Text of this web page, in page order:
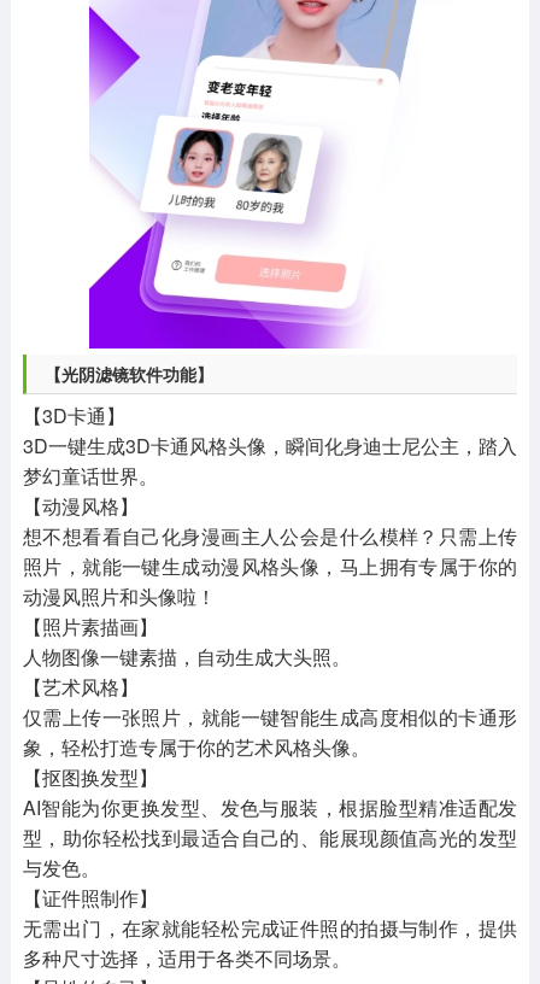
【光阴滤镜软件功能】
【3D卡通】
3D一键生成3D卡通风格头像，瞬间化身迪士尼公主，踏入
梦幻童话世界。
【动漫风格】
想不想看看自己化身漫画主人公会是什么模样？只需上传
照片，就能一键生成动漫风格头像，马上拥有专属于你的
动漫风照片和头像啦！
【照片素描画】
人物图像一键素描，自动生成大头照。
【艺术风格】
仅需上传一张照片，就能一键智能生成高度相似的卡通形
象，轻松打造专属于你的艺术风格头像。
【抠图换发型】
AI智能为你更换发型、发色与服装，根据脸型精准适配发
型，助你轻松找到最适合自己的、能展现颜值高光的发型
与发色。
【证件照制作】
无需出门，在家就能轻松完成证件照的拍摄与制作，提供
多种尺寸选择，适用于各类不同场景。